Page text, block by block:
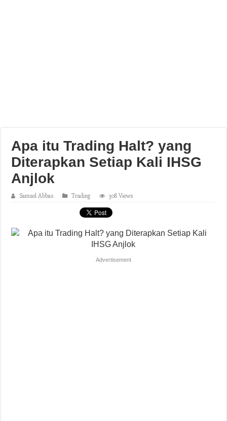
Apa itu Trading Halt? yang
Diterapkan Setiap Kali IHSG
Anjlok
Samuel Abbas Trading 308 Views
Advertisement